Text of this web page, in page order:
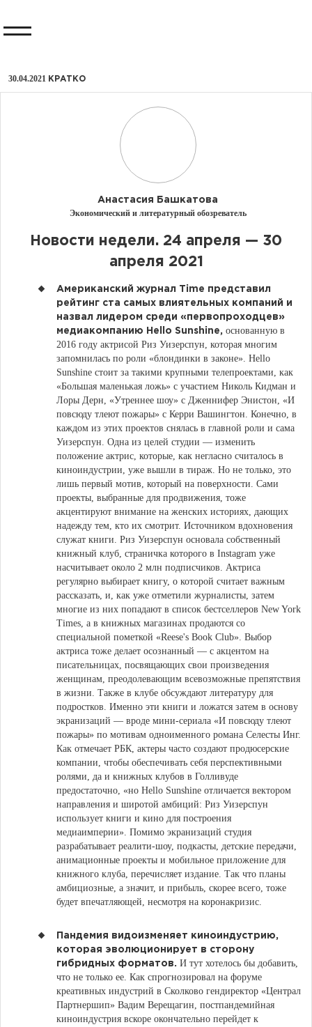
30.04.2021 КРАТКО
Анастасия Башкатова
Экономический и литературный обозреватель
​Новости недели. 24 апреля — 30
апреля 2021
Американский журнал Time представил
рейтинг ста самых влиятельных компаний и
назвал лидером среди «первопроходцев»
медиакомпанию Hello Sunshine, основанную в
2016 году актрисой Риз Уизерспун, которая многим
запомнилась по роли «блондинки в законе». Hello
Sunshine стоит за такими крупными телепроектами, как
«Большая маленькая ложь» с участием Николь Кидман и
Лоры Дерн, «Утреннее шоу» с Дженнифер Энистон, «И
повсюду тлеют пожары» с Керри Вашингтон. Конечно, в
каждом из этих проектов снялась в главной роли и сама
Уизерспун. Одна из целей студии — изменить
положение актрис, которые, как негласно считалось в
киноиндустрии, уже вышли в тираж. Но не только, это
лишь первый мотив, который на поверхности. Сами
проекты, выбранные для продвижения, тоже
акцентируют внимание на женских историях, дающих
надежду тем, кто их смотрит. Источником вдохновения
служат книги. Риз Уизерспун основала собственный
книжный клуб, страничка которого в Instagram уже
насчитывает около 2 млн подписчиков. Актриса
регулярно выбирает книгу, о которой считает важным
рассказать, и, как уже отметили журналисты, затем
многие из них попадают в список бестселлеров New York
Times, а в книжных магазинах продаются со
специальной пометкой «Reese's Book Club». Выбор
актриса тоже делает осознанный — с акцентом на
писательницах, посвящающих свои произведения
женщинам, преодолевающим всевозможные препятствия
в жизни. Также в клубе обсуждают литературу для
подростков. Именно эти книги и ложатся затем в основу
экранизаций — вроде мини-сериала «И повсюду тлеют
пожары» по мотивам одноименного романа Селесты Инг.
Как отмечает РБК, актеры часто создают продюсерские
компании, чтобы обеспечивать себя перспективными
ролями, да и книжных клубов в Голливуде
предостаточно, «но Hello Sunshine отличается вектором
направления и широтой амбиций: Риз Уизерспун
использует книги и кино для построения
медиаимперии». Помимо экранизаций студия
разрабатывает реалити-шоу, подкасты, детские передачи,
анимационные проекты и мобильное приложение для
книжного клуба, перечисляет издание. Так что планы
амбициозные, а значит, и прибыль, скорее всего, тоже
будет впечатляющей, несмотря на коронакризис.
Пандемия видоизменяет киноиндустрию,
которая эволюционирует в сторону
гибридных форматов. И тут хотелось бы добавить,
что не только ее. Как спрогнозировал на форуме
креативных индустрий в Сколково гендиректор «Централ
Партнершип» Вадим Верещагин, постпандемийная
киноиндустрия вскоре окончательно перейдет к